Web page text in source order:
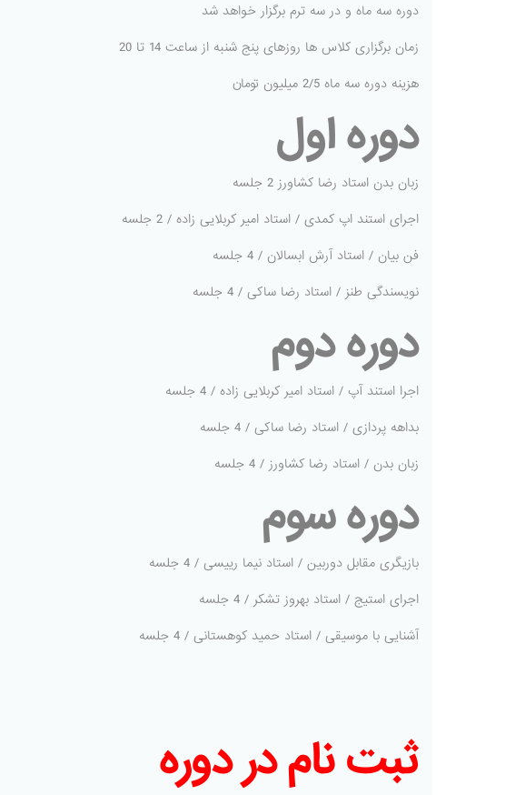
دوره سه ماه و در سه ترم برگزار خواهد شد
زمان برگزاری کلاس ها روزهای پنج شنبه از ساعت 14 تا 20
هزینه دوره سه ماه 2/5 میلیون تومان
دوره اول
زبان بدن استاد رضا کشاورز 2 جلسه
اجرای استند اپ کمدی / استاد امیر کربلایی زاده / 2 جلسه
فن بیان / استاد آرش ابسالان / 4 جلسه
نویسندگی طنز / استاد رضا ساکی / 4 جلسه
دوره دوم
اجرا استند آپ / استاد امیر کربلایی زاده / 4 جلسه
بداهه پردازی / استاد رضا ساکی / 4 جلسه
زبان بدن / استاد رضا کشاورز / 4 جلسه
دوره سوم
بازیگری مقابل دوربین / استاد نیما رییسی / 4 جلسه
اجرای استیج / استاد بهروز تشکر / 4 جلسه
آشنایی با موسیقی / استاد حمید کوهستانی / 4 جلسه
ثبت نام در دوره